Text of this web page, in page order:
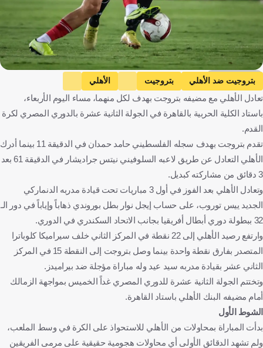
بتروجيت ضد الأهلي بتروجيت
الأهلي
الدوري المصري الممتاز
مصر كرة قدم
تعادل الأهلي مع مضيفه بتروجت بهدف لكل منهما، مساء اليوم الأربعاء،
باستاد الكلية الحربية بالقاهرة في الجولة الثانية عشرة بالدوري المصري لكرة
القدم.
تقدم بتروجت بهدف سجله الفلسطيني حامد حمدان في الدقيقة 11 بينما أدرك
الأهلي التعادل عن طريق لاعبه السلوفيني نيتس جراديشار في الدقيقة 61 بعد
3 دقائق من مشاركته كبديل.
وتعادل الأهلي بعد الفوز في أول 3 مباريات تحت قيادة مدربه الدنماركي
الجديد ييس توروب، على حساب إيجل نوار بطل بوروندي ذهاباً وإياباً في دور الـ
32 ببطولة دوري أبطال أفريقيا بجانب الاتحاد السكندري في الدوري.
وارتفع رصيد الأهلي إلى 22 نقطة في المركز الثاني خلف سيراميكا كلوباترا
المتصدر بفارق نقطة واحدة بينما وصل بتروجت إلى النقطة 15 في المركز
الثاني عشر بقيادة مدربه سيد عيد وله مباراة مؤجلة ضد بيراميدز.
وتختتم الجولة الثانية عشرة للدوري المصري غداً الخميس بمواجهة الزمالك
أمام مضيفه البنك الأهلي باستاد القاهرة.
الشوط الأول
بدأت المباراة بمحاولات من الأهلي للاستحواذ على الكرة في وسط الملعب،
ولم تشهد الدقائق الأولى أي محاولات هجومية حقيقية على مرمى الفريقين